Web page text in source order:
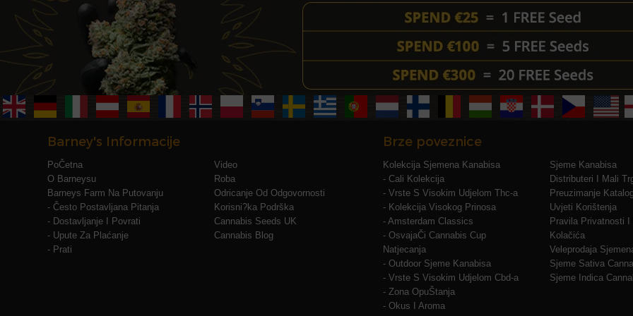
Skunk #1: Kum modernog uzgoja
industriju. Ovaj savršeno
genetiku kako bi pružio oštar,
raspoloženje. Legendarna
ga osnovom mnogih suvremenih
Je li Gas Pack Indica ili S
Sorte Gas Pack od Barneys Farm
Koji je najbolji način za čuvanje
Za pravilno skladištenje sjemenki
mjestu, u hermetički zatvorenoj
datiranje, izbjegavajući
Koja je najbolja metoda za
Postoji mnogo tehnika za klijanje
području. Metoda papirnatog
stave na vlažni papirnati ručnik, a
ostale vlažne. Nakon toga,
svakodnevno kako bi ostao
tlo ili sličan medij za rast.
Koja je najbolja temperatura
Sjemenke kanabisa Gas Pack
Barney's Informacije
PoČetna
O Barneysu
Barneys Farm Na Putovanju
- Često Postavljana Pitanja
- Dostavljanje I Povrati
- Upute Za Plaćanje
- Prati
Video
Roba
Odricanje Od Odgovornosti
Korisni?ka Podrška
Cannabis Seeds UK
Cannabis Blog
Brze poveznice
Kolekcija Sjemena Kanabisa
- Cali Kolekcija
- Vrste S Visokim Udjelom Thc-a
- Kolekcija Visokog Prinosa
- Amsterdam Classics
- OsvajaČi Cannabis Cup
Natjecanja
- Outdoor Sjeme Kanabisa
- Vrste S Visokim Udjelom Cbd-a
- Zona OpuŠtanja
- Okus I Aroma
Sjeme Kanabisa
Distributeri I Mali
Preuzimanje
Uvjeti Korištenja
Pravila Privatnosti I
Kolačića
Veleprodaja
Sjeme Sativa
Sjeme Indica